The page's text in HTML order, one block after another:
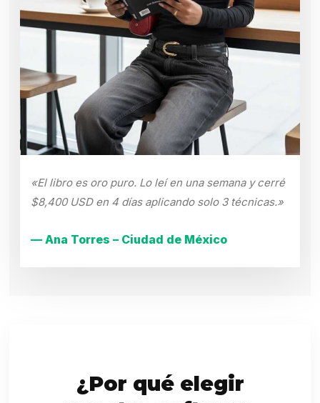
«El libro es oro puro. Lo leí en una semana y cerré
$8,400 USD en 4 días aplicando solo 3 técnicas.»
— Ana Torres – Ciudad de México
¿Por qué elegir